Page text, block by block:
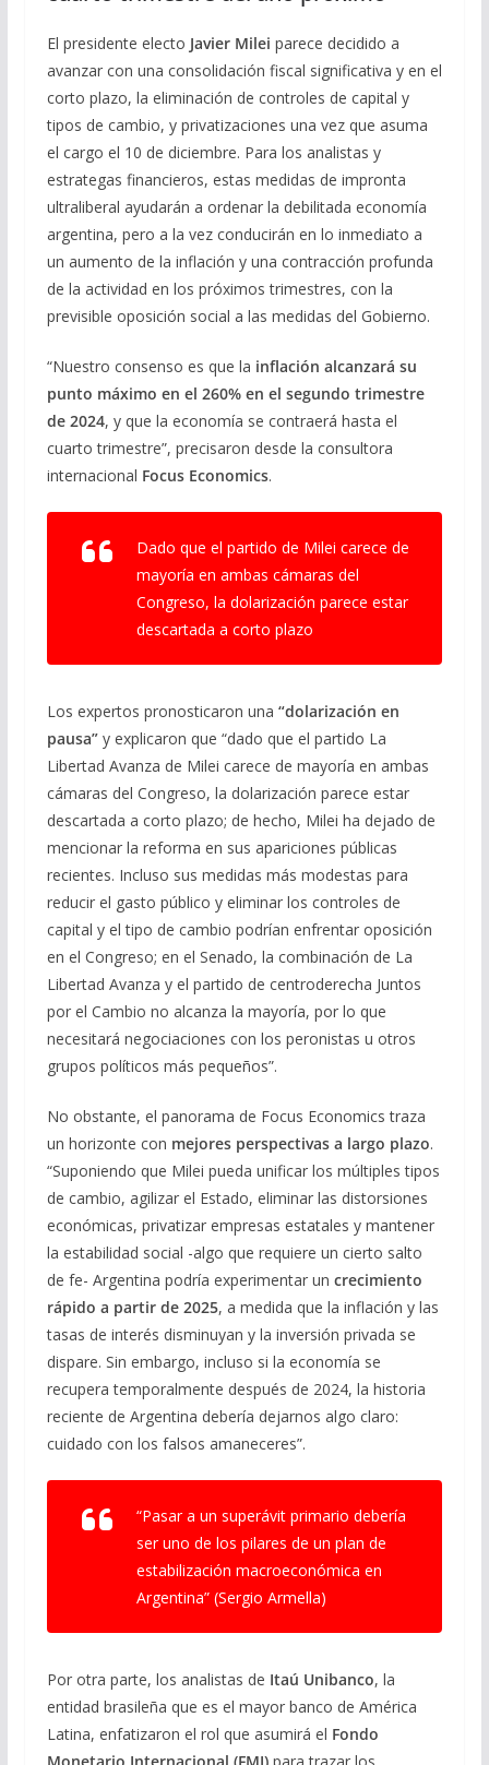
El presidente electo Javier Milei parece decidido a
avanzar con una consolidación fiscal significativa y en el
corto plazo, la eliminación de controles de capital y
tipos de cambio, y privatizaciones una vez que asuma
el cargo el 10 de diciembre. Para los analistas y
estrategas financieros, estas medidas de impronta
ultraliberal ayudarán a ordenar la debilitada economía
argentina, pero a la vez conducirán en lo inmediato a
un aumento de la inflación y una contracción profunda
de la actividad en los próximos trimestres, con la
previsible oposición social a las medidas del Gobierno.
“Nuestro consenso es que la inflación alcanzará su
punto máximo en el 260% en el segundo trimestre
de 2024, y que la economía se contraerá hasta el
cuarto trimestre”, precisaron desde la consultora
internacional Focus Economics.
Dado que el partido de Milei carece de
mayoría en ambas cámaras del
Congreso, la dolarización parece estar
descartada a corto plazo
Los expertos pronosticaron una “dolarización en
pausa” y explicaron que “dado que el partido La
Libertad Avanza de Milei carece de mayoría en ambas
cámaras del Congreso, la dolarización parece estar
descartada a corto plazo; de hecho, Milei ha dejado de
mencionar la reforma en sus apariciones públicas
recientes. Incluso sus medidas más modestas para
reducir el gasto público y eliminar los controles de
capital y el tipo de cambio podrían enfrentar oposición
en el Congreso; en el Senado, la combinación de La
Libertad Avanza y el partido de centroderecha Juntos
por el Cambio no alcanza la mayoría, por lo que
necesitará negociaciones con los peronistas u otros
grupos políticos más pequeños”.
No obstante, el panorama de Focus Economics traza
un horizonte con mejores perspectivas a largo plazo.
“Suponiendo que Milei pueda unificar los múltiples tipos
de cambio, agilizar el Estado, eliminar las distorsiones
económicas, privatizar empresas estatales y mantener
la estabilidad social -algo que requiere un cierto salto
de fe- Argentina podría experimentar un crecimiento
rápido a partir de 2025, a medida que la inflación y las
tasas de interés disminuyan y la inversión privada se
dispare. Sin embargo, incluso si la economía se
recupera temporalmente después de 2024, la historia
reciente de Argentina debería dejarnos algo claro:
cuidado con los falsos amaneceres”.
“Pasar a un superávit primario debería
ser uno de los pilares de un plan de
estabilización macroeconómica en
Argentina” (Sergio Armella)
Por otra parte, los analistas de Itaú Unibanco, la
entidad brasileña que es el mayor banco de América
Latina, enfatizaron el rol que asumirá el Fondo